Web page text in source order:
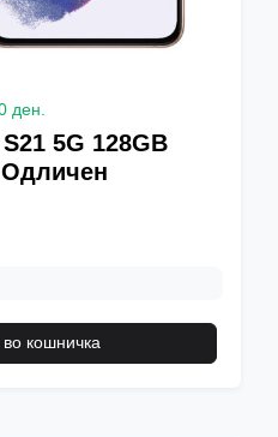
ден.
5G 128GB
во кошничка